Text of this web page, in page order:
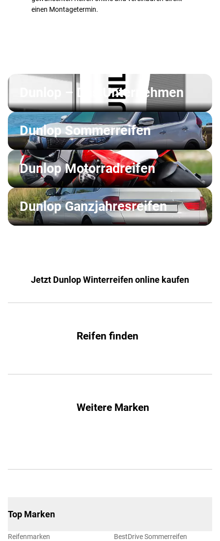
einen Montagetermin.
Dunlop – Das Unternehmen
Dunlop Sommerreifen
Dunlop Motorradreifen
Dunlop Ganzjahresreifen
Jetzt Dunlop Winterreifen online kaufen
Reifen finden
Weitere Marken
Top Marken
Reifenmarken BestDrive Sommerreifen